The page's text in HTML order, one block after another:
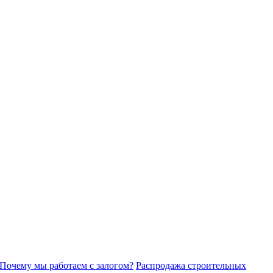
Почему мы работаем с залогом? Распродажа строительных